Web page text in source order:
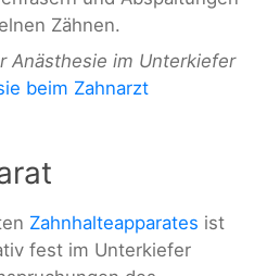
Zähnen.
Anästhesie im Unterkiefer
beim Zahnarzt
Zahnhalteapparates ist
fest im Unterkiefer